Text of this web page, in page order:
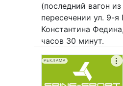
(последний вагон
пересечении ул. 9-я
Константина
часов 30 минут.
РЕКЛАМА